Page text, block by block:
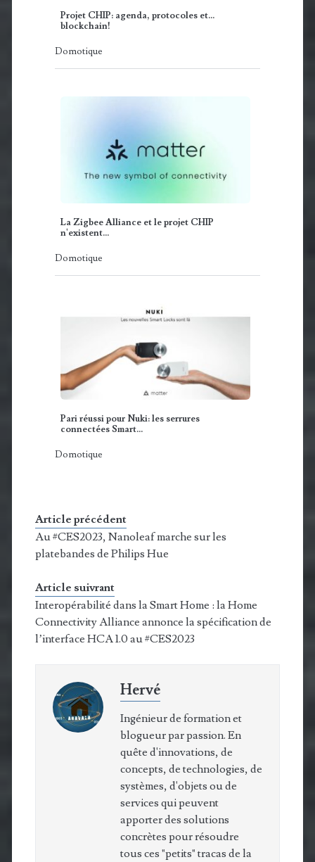
Projet CHIP: agenda, protocoles et...
blockchain!
Domotique
La Zigbee Alliance et le projet CHIP
n'existent…
Domotique
Pari réussi pour Nuki: les serrures
connectées Smart…
Domotique
Article précédent
Au #CES2023, Nanoleaf marche sur les
platebandes de Philips Hue
Article suivrant
Interopérabilité dans la Smart Home : la Home
Connectivity Alliance annonce la spécification de
l’interface HCA 1.0 au #CES2023
Hervé
Ingénieur de formation et
blogueur par passion. En
quête d'innovations, de
concepts, de technologies, de
systèmes, d'objets ou de
services qui peuvent
apporter des solutions
concrètes pour résoudre
tous ces "petits" tracas de la